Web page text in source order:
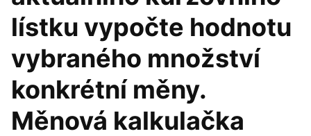
lístku vypočte hodnotu
vybraného množství
konkrétní měny.
Měnová kalkulačka